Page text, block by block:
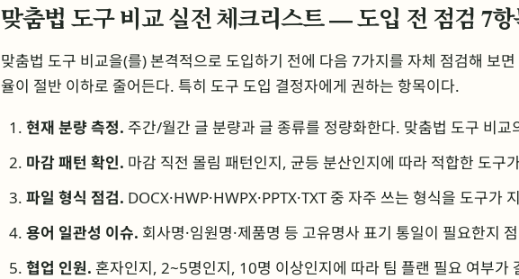
맞춤법 도구 비교 실전 체크리스트 — 도입 전 점검 7
맞춤법 도구 비교을(를) 본격적으로 도입하기 전에 다음 7가지를 자체 점검해 보
율이 절반 이하로 줄어든다. 특히 도구 도입 결정자에게 권하는 항목이다.
현재 분량 측정. 주간/월간 글 분량과 글 종류를 정량화한다. 맞춤법 도구 비교
마감 패턴 확인. 마감 직전 몰림 패턴인지, 균등 분산인지에 따라 적합한 도구
파일 형식 점검. DOCX·HWP·HWPX·PPTX·TXT 중 자주 쓰는 형식을 도구가
용어 일관성 이슈. 회사명·임원명·제품명 등 고유명사 표기 통일이 필요한지
협업 인원. 혼자인지, 2~5명인지, 10명 이상인지에 따라 팀 플랜 필요 여부가